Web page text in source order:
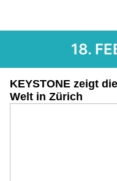
18.
KEYSTONE zeigt
Welt in Zürich